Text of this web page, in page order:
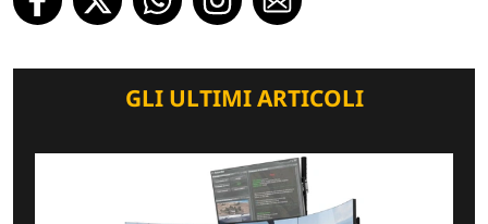
GLI ULTIMI ARTICOLI